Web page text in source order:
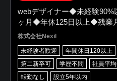
webデザイナー◆未経験
ヶ月◆年休125日以上◆残業
株式会社Nexil
未経験者歓迎 年間休日120以上
第二新卒可
学歴不問 社員平
転勤なし
設立5年以内